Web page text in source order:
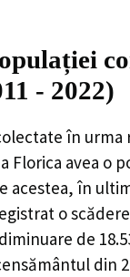
- 2022)
în urma
Florica avea o
acestea, în
o
diminuare de
din